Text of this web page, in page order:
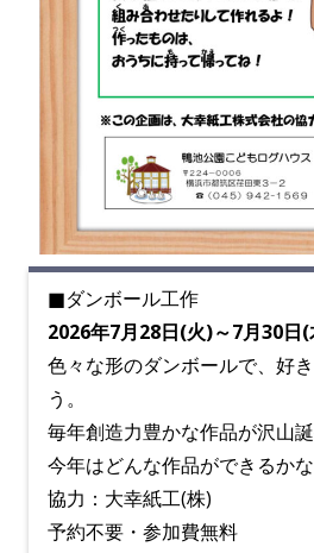
■ダンボール工作
2026年7月28日(火)～7月30
色々な形のダンボールで、 好
う。
毎年創造力豊かな作品が沢山誕
今年はどんな作品ができるかな
協力：大幸紙工(株)
予約不要・参加費無料